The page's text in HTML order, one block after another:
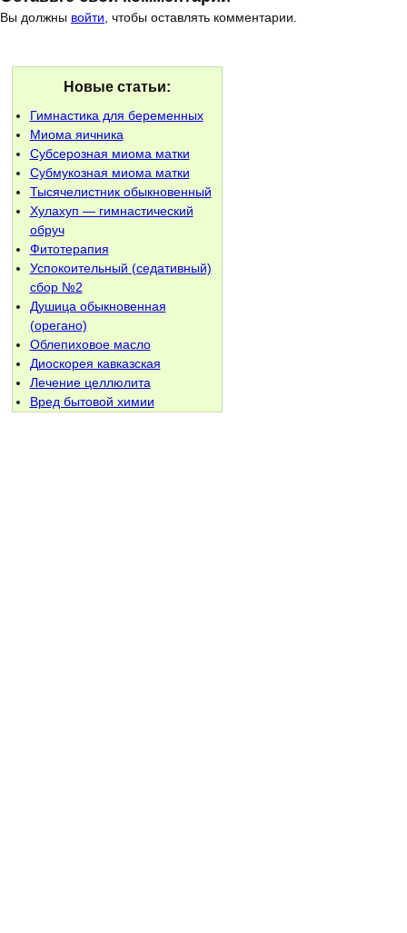
Вы должны войти, чтобы оставлять комментарии.
Новые статьи:
Гимнастика для беременных
Миома яичника
Субсерозная миома матки
Субмукозная миома матки
Тысячелистник обыкновенный
Хулахуп — гимнастический
обруч
Фитотерапия
Успокоительный (седативный)
сбор №2
Душица обыкновенная
(орегано)
Облепиховое масло
Диоскорея кавказская
Лечение целлюлита
Вред бытовой химии